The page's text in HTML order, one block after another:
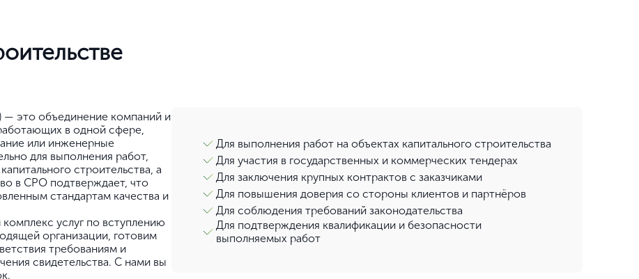
— это объединение компаний и
в одной сфере,
или инженерные
для выполнения работ,
строительства, а
в СРО подтверждает, что
стандартам качества и
услуг по вступлению
организации, готовим
требованиям и
свидетельства. С нами вы
Для выполнения работ на объектах капитального строительства
Для участия в государственных и коммерческих тендерах
Для заключения крупных контрактов с заказчиками
Для повышения доверия со стороны клиентов и партнёров
Для соблюдения требований законодательства
Для подтверждения квалификации и безопасности
выполняемых работ